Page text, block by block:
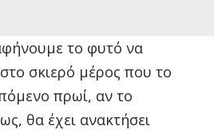
το φυτό να
σκιερό μέρος που το
πρωί, αν το
θα έχει ανακτήσει